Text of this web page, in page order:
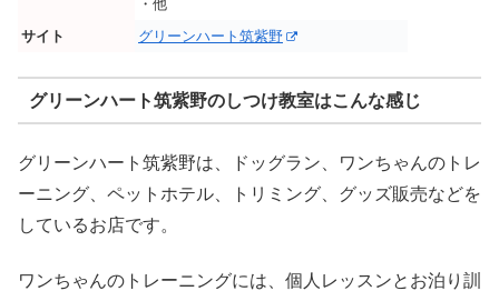
・他
サイト
グリーンハート筑紫野
グリーンハート筑紫野のしつけ教室はこんな感じ
グリーンハート筑紫野は、ドッグラン、ワンちゃんのトレ
ーニング、ペットホテル、トリミング、グッズ販売などを
しているお店です。
ワンちゃんのトレーニングには、個人レッスンとお泊り訓